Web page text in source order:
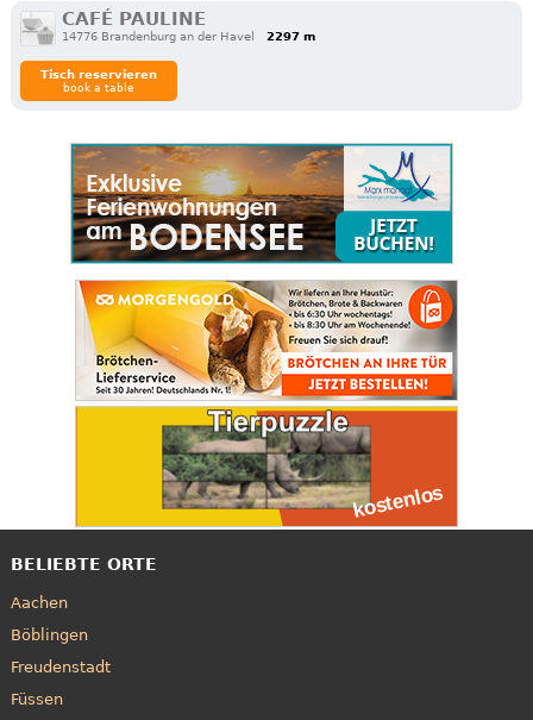
CAFÉ PAULINE
14776 Brandenburg an der Havel 2297 m
Tisch reservieren
book a table
BELIEBTE ORTE
Aachen
Böblingen
Freudenstadt
Füssen